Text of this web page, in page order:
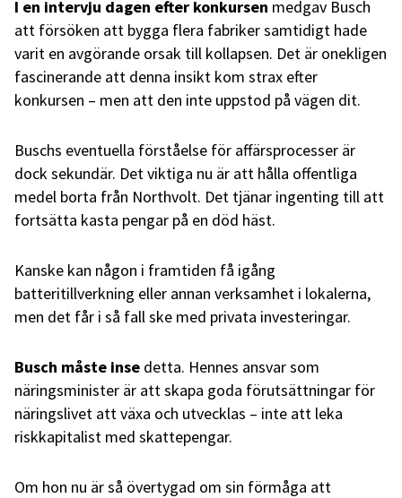
I en intervju dagen efter konkursen medgav Busch
att försöken att bygga flera fabriker samtidigt hade
varit en avgörande orsak till kollapsen. Det är onekligen
fascinerande att denna insikt kom strax efter
konkursen – men att den inte uppstod på vägen dit.
Buschs eventuella förståelse för affärsprocesser är
dock sekundär. Det viktiga nu är att hålla offentliga
medel borta från Northvolt. Det tjänar ingenting till att
fortsätta kasta pengar på en död häst.
Kanske kan någon i framtiden få igång
batteritillverkning eller annan verksamhet i lokalerna,
men det får i så fall ske med privata investeringar.
Busch måste inse detta. Hennes ansvar som
näringsminister är att skapa goda förutsättningar för
näringslivet att växa och utvecklas – inte att leka
riskkapitalist med skattepengar.
Om hon nu är så övertygad om sin förmåga att